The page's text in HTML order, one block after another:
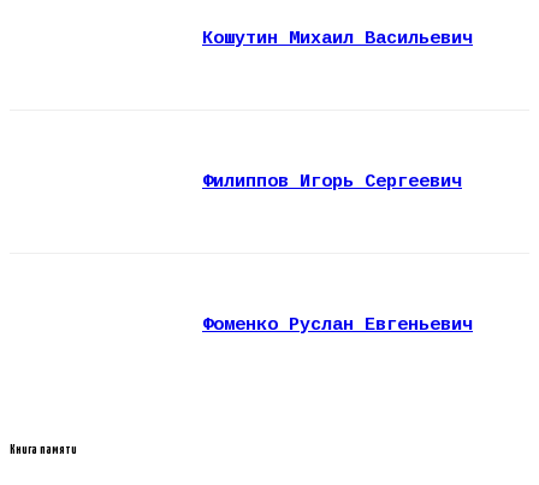
Кошутин Михаил Васильевич
Филиппов Игорь Сергеевич
Фоменко Руслан Евгеньевич
Книга памяти